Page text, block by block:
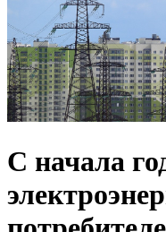
С начала